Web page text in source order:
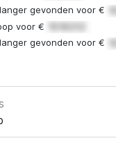
gevonden voor €
voor €
gevonden voor €